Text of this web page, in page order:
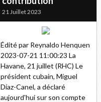
21 Juillet 2023
Édité par Reynaldo Henquen
2023-07-21 11:00:23 La
Havane, 21 juillet (RHC) Le
président cubain, Miguel
Díaz-Canel, a déclaré
aujourd'hui sur son compte